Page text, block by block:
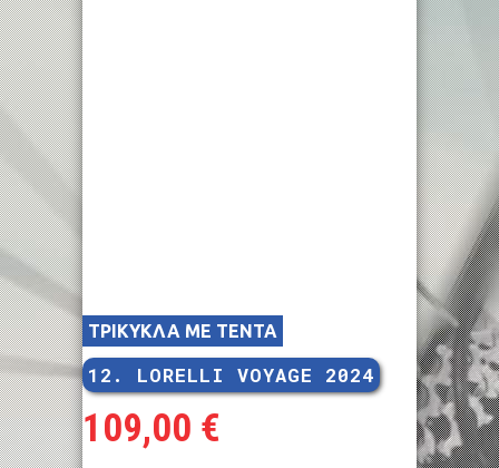
ΤΡΙΚΥΚΛΑ ΜΕ ΤΕΝΤΑ
12. LORELLI VOYAGE 2024
109,00 €